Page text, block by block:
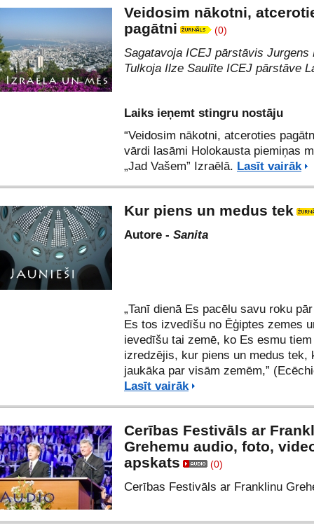
Veidosim nākotni,
pagātni
(0)
Sagatavoja ICEJ pārstāvis Jurgens
Tulkoja Ilze Saulīte ICEJ pārstāve
Laiks ieņemt stingru nostāju
“Veidosim nākotni, atceroties
vārdi lasāmi Holokausta piemiņas
„Jad Vašem” Izraēlā. Lasīt vairāk
Kur piens un medus tek
Autore - Sanita
„Tanī dienā Es pacēlu savu roku
Es tos izvedīšu no Ēģiptes zemes
ievedīšu tai zemē, ko Es esmu tiem
izredzējis, kur piens un medus tek,
jaukāka par visām zemēm,”
Lasīt vairāk
Cerības Festivāls ar
Grehemu audio, foto,
apskats
(0)
Cerības Festivāls ar Franklinu